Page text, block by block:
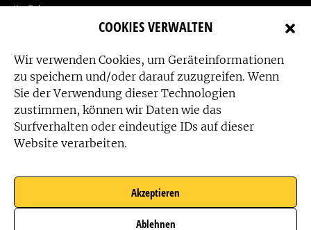
COOKIES VERWALTEN
Wir verwenden Cookies, um Geräteinformationen
zu speichern und/oder darauf zuzugreifen. Wenn
Sie der Verwendung dieser Technologien
zustimmen, können wir Daten wie das
Surfverhalten oder eindeutige IDs auf dieser
Website verarbeiten.
Akzeptieren
Ablehnen
- YouTube
Das Friedensbüro wird gefördert von: